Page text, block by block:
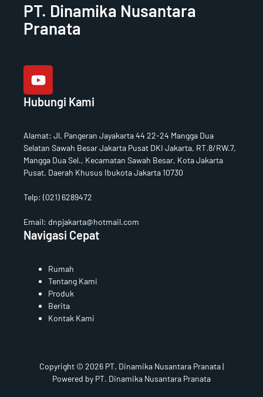
PT. Dinamika Nusantara
Pranata
o
u
t
u
e
Hubungi Kami
Alamat: Jl. Pangeran Jayakarta 44 22-24 Mangga Dua
Selatan Sawah Besar Jakarta Pusat DKI Jakarta, RT.8/RW.7,
Mangga Dua Sel., Kecamatan Sawah Besar, Kota Jakarta
Pusat, Daerah Khusus Ibukota Jakarta 10730
Telp: (021) 6289472
Email: dnpjakarta@hotmail.com
Navigasi Cepat
Rumah
Tentang Kami
Produk
Berita
Kontak Kami
Copyright © 2026 PT. Dinamika Nusantara Pranata |
Powered by PT. Dinamika Nusantara Pranata